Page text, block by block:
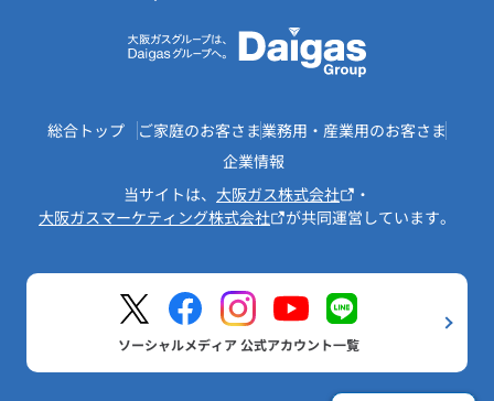
総合トップ ご家庭のお客さま業務用・産業用のお客さま
企業情報
当サイトは、 大阪ガス株式会社
・
大阪ガスマーケティング株式会社
が共同運営しています。
ソーシャルメディア 公式アカウント一覧